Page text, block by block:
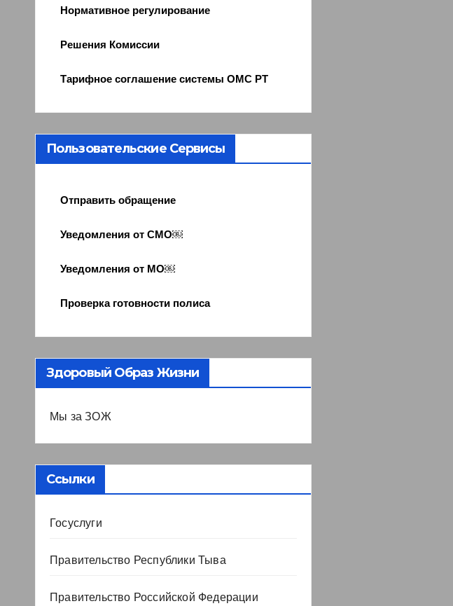
Нормативное регулирование
Решения Комиссии
Тарифное соглашение системы ОМС РТ
Пользовательские Сервисы
Отправить обращение
Уведомления от СМО￼
Уведомления от МО￼
Проверка готовности полиса
Здоровый Образ Жизни
Мы за ЗОЖ
Ссылки
Госуслуги
Правительство Республики Тыва
Правительство Российской Федерации